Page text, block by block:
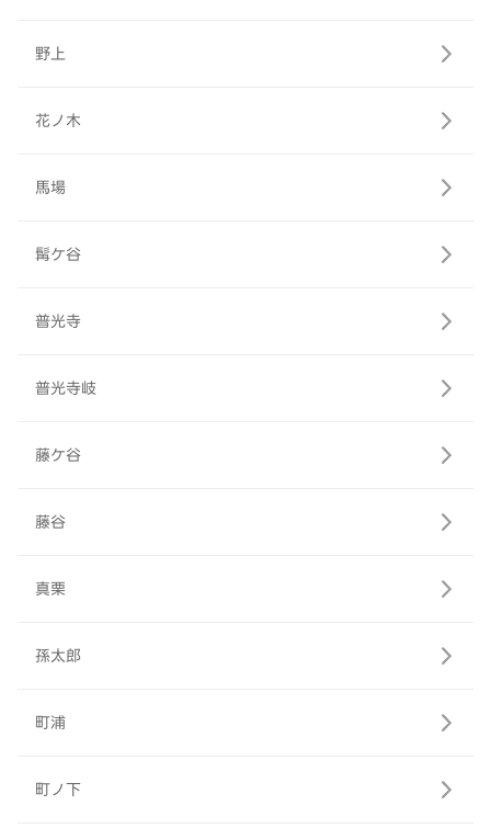
野上
花ノ木
馬場
髯ケ谷
普光寺
普光寺岐
藤ケ谷
藤谷
真栗
孫太郎
町浦
町ノ下